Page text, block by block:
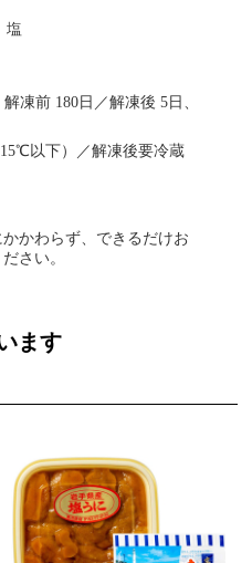
塩
凍前 180日／解凍後 5日、
以下）／解凍後要冷蔵
かわらず、できるだけお
さい。
ます